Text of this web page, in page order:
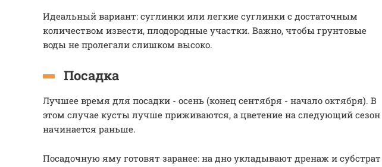
Идеальный вариант: суглинки или легкие суглинки с достаточным
количеством извести, плодородные участки. Важно, чтобы грунтовые
воды не пролегали слишком высоко.
Посадка
Лучшее время для посадки - осень (конец сентября - начало октября). В
этом случае кусты лучше приживаются, а цветение на следующий сезон
начинается раньше.
Посадочную яму готовят заранее: на дно укладывают дренаж и субстрат